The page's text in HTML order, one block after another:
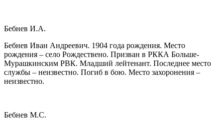
Бебнев И.А.
Бебнев Иван Андреевич. 1904 года рождения. Место
рождения – село Рождествено. Призван в РККА Больше-
Мурашкинским РВК. Младший лейтенант. Последнее место
службы – неизвестно. Погиб в бою. Место захоронения –
неизвестно.
Бебнев М.С.